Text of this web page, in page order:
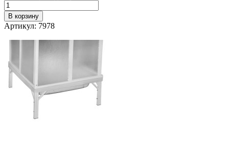
В корзину
Артикул: 7978